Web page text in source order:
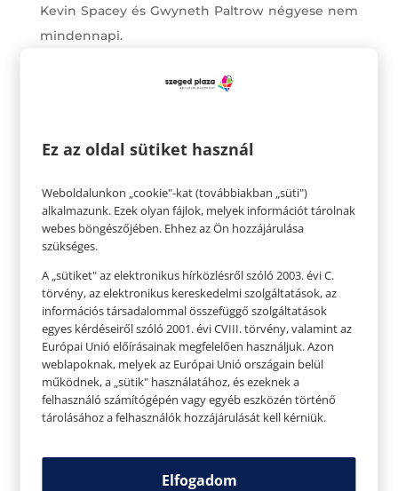
Kevin Spacey és Gwyneth Paltrow négyese nem
mindennapi.
nyomozó már visszaszámol, hiszen alig egyetlen
érkezik New Yorkba. A veterán és a lelkes fiatal
nyomozó együtt próbálják elkapni a
sorozatgyilkost, aki a Biblia hét főbűne szerint
gyilkol. A gyilkos végül feladja magát, s ezzel
esztendő egyik sikerfilmje volt.
Ez az oldal sütiket használ
Weboldalunkon „cookie"-kat (továbbiakban „süti")
alkalmazunk. Ezek olyan fájlok, melyek információt tárolnak
webes böngészőjében. Ehhez az Ön hozzájárulása
szükséges.
A „sütiket" az elektronikus hírközlésről szóló 2003. évi C.
törvény, az elektronikus kereskedelmi szolgáltatások, az
információs társadalommal összefüggő szolgáltatások
egyes kérdéseiről szóló 2001. évi CVIII. törvény, valamint az
Európai Unió előírásainak megfelelően használjuk. Azon
weblapoknak, melyek az Európai Unió országain belül
működnek, a „sütik" használatához, és ezeknek a
felhasználó számítógépén vagy egyéb eszközén történő
tárolásához a felhasználók hozzájárulását kell kérniük.
Elfogadom